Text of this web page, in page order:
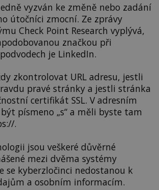
vyzván ke změně nebo zadání
útočníci zmocní. Ze zprávy
Check Point Research vyplývá,
značkou při
je LinkedIn.
zkontrolovat URL adresu, jestli
pravé stránky a jestli stránka
certifikát SSL. V adresním
písmeno „s“ a měli byste tam
.
jsou veškeré důvěrné
mezi dvěma systémy
se kyberzločinci nedostanou k
a osobním informacím.